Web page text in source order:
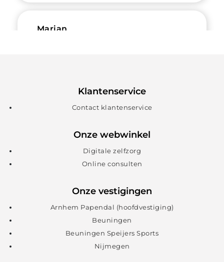
Marian
hielspoorklachten ontwikkeld. Via
dit zelfzorgproduct kon ik vanuit
verhelpen.
Als magazijnmedewerker moet ik
lang staan en veel lopen met
Klantenservice
Contact klantenservice
Onze webwinkel
Digitale zelfzorg
Online consulten
Onze vestigingen
Arnhem Papendal (hoofdvestiging)
Beuningen
Beuningen Speijers Sports
Nijmegen